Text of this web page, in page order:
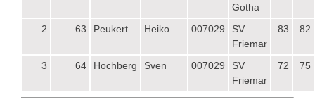
Gotha
2 63 Peukert Heiko 007029
SV
Friemar
83 82
3 64 Hochberg Sven 007029
SV
Friemar
72 75